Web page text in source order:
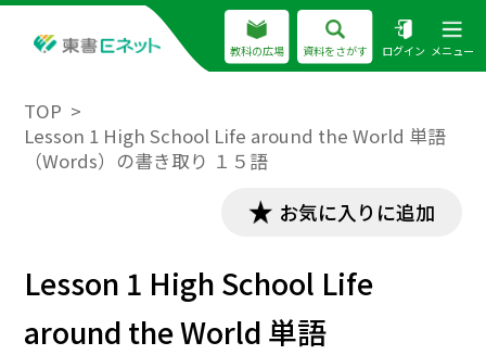
教科の広場 資料をさがす ログイン メニュー
TOP
Lesson 1 High School Life around the World 単語
（Words）の書き取り １５語
お気に入りに追加
Lesson 1 High School Life
around the World 単語